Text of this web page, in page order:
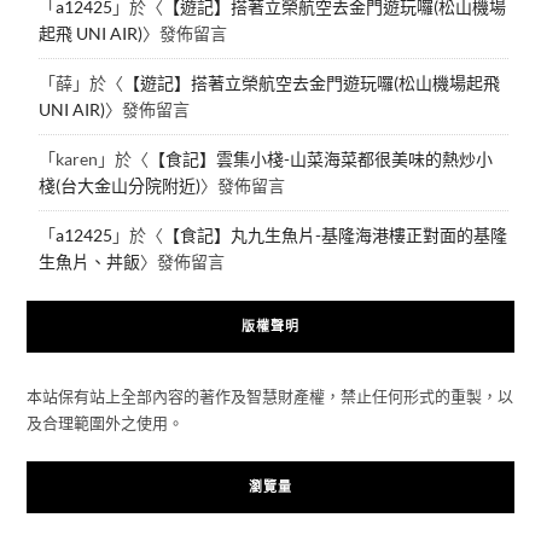
「a12425 」於〈 【遊記】搭著立榮航空去金門遊玩囉(松山機場
起飛 UNI AIR)〉發佈留言
「薛」於〈 【遊記】搭著立榮航空去金門遊玩囉(松山機場起飛
UNI AIR)〉發佈留言
「karen 」於〈 【食記】雲集小棧-山菜海菜都很美味的熱炒小
棧(台大金山分院附近)〉發佈留言
「a12425 」於〈 【食記】丸九生魚片-基隆海港樓正對面的基隆
生魚片、丼飯〉發佈留言
版權聲明
本站保有站上全部內容的著作及智慧財產權，禁止任何形式的重製，以
及合理範圍外之使用。
瀏覽量